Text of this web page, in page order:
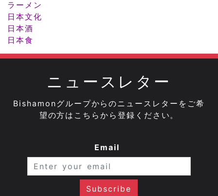
ラーメン
日本文化
日本酒
日本食
ニュースレター
Bishamonグループからのニュースレターをご希
望の方はこちらから登録ください。
Email